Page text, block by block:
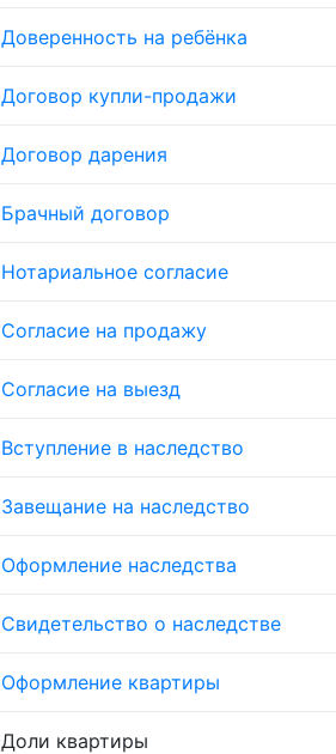
Доверенность на ребёнка
Договор купли-продажи
Договор дарения
Брачный договор
Нотариальное согласие
Согласие на продажу
Согласие на выезд
Вступление в наследство
Завещание на наследство
Оформление наследства
Свидетельство о наследстве
Оформление квартиры
Доли квартиры